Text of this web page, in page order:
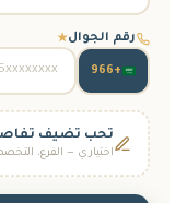
رقم الجوال★
+966
تحب تضيف
اختياري — الفرع،